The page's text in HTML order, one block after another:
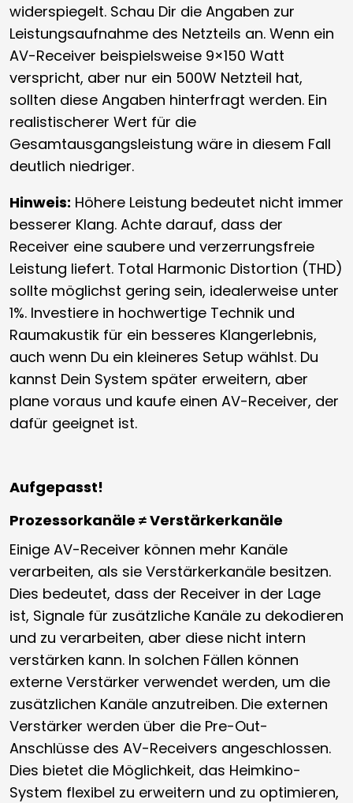
widerspiegelt. Schau Dir die Angaben zur
Leistungsaufnahme des Netzteils an. Wenn ein
AV-Receiver beispielsweise 9×150 Watt
verspricht, aber nur ein 500W Netzteil hat,
sollten diese Angaben hinterfragt werden. Ein
realistischerer Wert für die
Gesamtausgangsleistung wäre in diesem Fall
deutlich niedriger.
Hinweis: Höhere Leistung bedeutet nicht immer
besserer Klang. Achte darauf, dass der
Receiver eine saubere und verzerrungsfreie
Leistung liefert. Total Harmonic Distortion (THD)
sollte möglichst gering sein, idealerweise unter
1%. Investiere in hochwertige Technik und
Raumakustik für ein besseres Klangerlebnis,
auch wenn Du ein kleineres Setup wählst. Du
kannst Dein System später erweitern, aber
plane voraus und kaufe einen AV-Receiver, der
dafür geeignet ist.
Aufgepasst!
Prozessorkanäle ≠ Verstärkerkanäle
Einige AV-Receiver können mehr Kanäle
verarbeiten, als sie Verstärkerkanäle besitzen.
Dies bedeutet, dass der Receiver in der Lage
ist, Signale für zusätzliche Kanäle zu dekodieren
und zu verarbeiten, aber diese nicht intern
verstärken kann. In solchen Fällen können
externe Verstärker verwendet werden, um die
zusätzlichen Kanäle anzutreiben. Die externen
Verstärker werden über die Pre-Out-
Anschlüsse des AV-Receivers angeschlossen.
Dies bietet die Möglichkeit, das Heimkino-
System flexibel zu erweitern und zu optimieren,